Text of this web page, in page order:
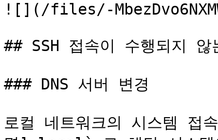
![](/files/-
## SSH 접속이 수행되지 않
### DNS 서버 변경
로컬 네트워크의 시스템